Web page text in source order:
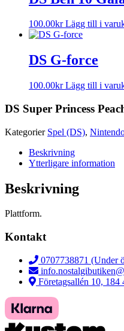
100.00kr Lägg till i
DS G-force
100.00kr Lägg till i
DS Super Princess
Kategorier Spel (DS),
Beskrivning
Ytterligare information
Beskrivning
Plattform.
Kontakt
0707738871 (Under
Företagsallén 10, 184